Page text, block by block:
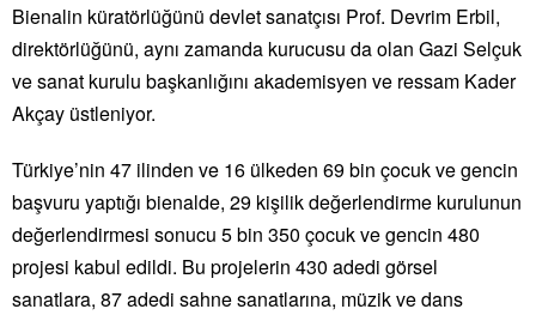
Bienalin küratörlüğünü devlet sanatçısı Prof. Devrim Erbil,
direktörlüğünü, aynı zamanda kurucusu da olan Gazi Selçuk
ve sanat kurulu başkanlığını akademisyen ve ressam Kader
Akçay üstleniyor.
Türkiye’nin 47 ilinden ve 16 ülkeden 69 bin çocuk ve gencin
başvuru yaptığı bienalde, 29 kişilik değerlendirme kurulunun
değerlendirmesi sonucu 5 bin 350 çocuk ve gencin 480
projesi kabul edildi. Bu projelerin 430 adedi görsel
sanatlara, 87 adedi sahne sanatlarına, müzik ve dans